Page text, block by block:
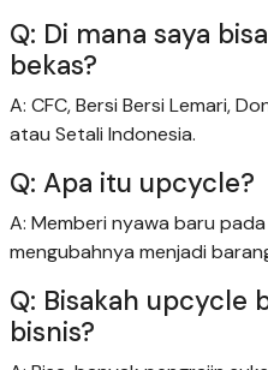
Q: Di mana saya
bekas?
A: CFC, Bersi Bersi Lemari,
atau Setali Indonesia.
Q: Apa itu upcycle?
A: Memberi nyawa baru
mengubahnya menjadi
Q: Bisakah upcycle
bisnis?